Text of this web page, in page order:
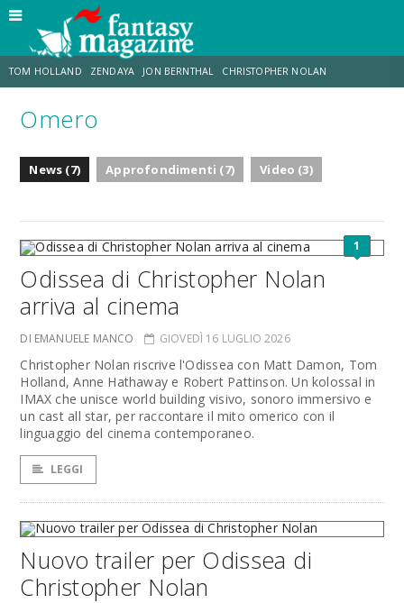
TOM HOLLAND ZENDAYA JON BERNTHAL CHRISTOPHER NOLAN
STRANIMONDI LUCCA COMICS & GAMES
Omero
News (7) Approfondimenti (7) Video (3)
1
Odissea di Christopher Nolan
arriva al cinema
DI EMANUELE MANCO GIOVEDÌ 16 LUGLIO 2026
Christopher Nolan riscrive l'Odissea con Matt Damon, Tom
Holland, Anne Hathaway e Robert Pattinson. Un kolossal in
IMAX che unisce world building visivo, sonoro immersivo e
un cast all star, per raccontare il mito omerico con il
linguaggio del cinema contemporaneo.
LEGGI
Nuovo trailer per Odissea di
Christopher Nolan